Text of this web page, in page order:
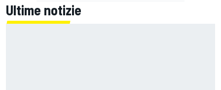
Ultime notizie